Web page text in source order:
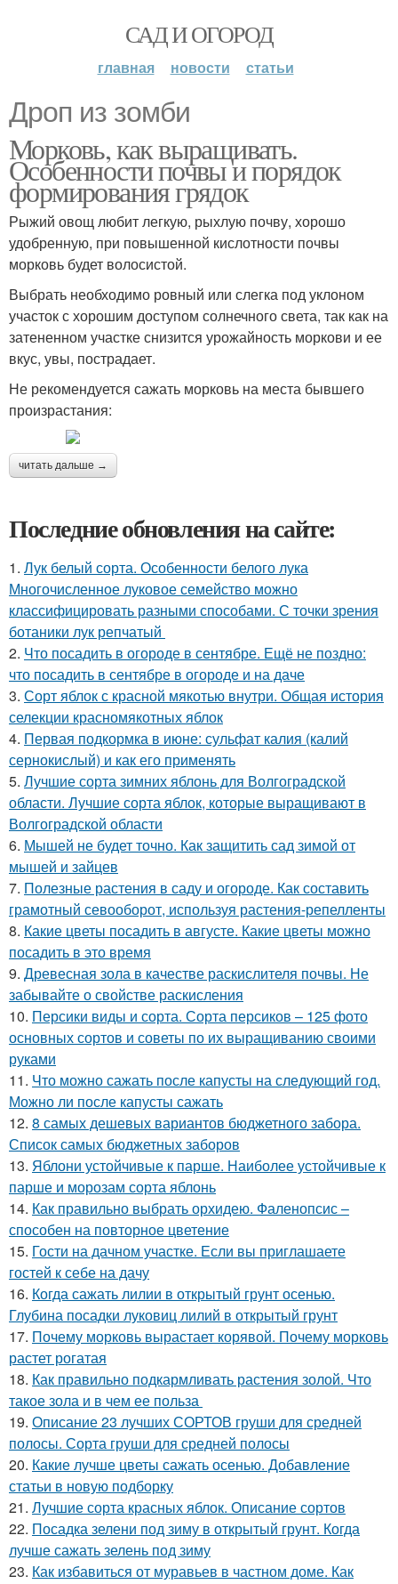
САД И ОГОРОД
главная новости статьи
Дроп из зомби
Морковь, как выращивать.
Особенности почвы и порядок
формирования грядок
Рыжий овощ любит легкую, рыхлую почву, хорошо
удобренную, при повышенной кислотности почвы
морковь будет волосистой.
Выбрать необходимо ровный или слегка под уклоном
участок с хорошим доступом солнечного света, так как на
затененном участке снизится урожайность моркови и ее
вкус, увы, пострадает.
Не рекомендуется сажать морковь на места бывшего
произрастания:
читать дальше →
Последние обновления на сайте:
1. Лук белый сорта. Особенности белого лука
Многочисленное луковое семейство можно
классифицировать разными способами. С точки зрения
ботаники лук репчатый
2. Что посадить в огороде в сентябре. Ещё не поздно:
что посадить в сентябре в огороде и на даче
3. Сорт яблок с красной мякотью внутри. Общая история
селекции красномякотных яблок
4. Первая подкормка в июне: сульфат калия (калий
сернокислый) и как его применять
5. Лучшие сорта зимних яблонь для Волгоградской
области. Лучшие сорта яблок, которые выращивают в
Волгоградской области
6. Мышей не будет точно. Как защитить сад зимой от
мышей и зайцев
7. Полезные растения в саду и огороде. Как составить
грамотный севооборот, используя растения-репелленты
8. Какие цветы посадить в августе. Какие цветы можно
посадить в это время
9. Древесная зола в качестве раскислителя почвы. Не
забывайте о свойстве раскисления
10. Персики виды и сорта. Сорта персиков – 125 фото
основных сортов и советы по их выращиванию своими
руками
11. Что можно сажать после капусты на следующий год.
Можно ли после капусты сажать
12. 8 самых дешевых вариантов бюджетного забора.
Список самых бюджетных заборов
13. Яблони устойчивые к парше. Наиболее устойчивые к
парше и морозам сорта яблонь
14. Как правильно выбрать орхидею. Фаленопсис –
способен на повторное цветение
15. Гости на дачном участке. Если вы приглашаете
гостей к себе на дачу
16. Когда сажать лилии в открытый грунт осенью.
Глубина посадки луковиц лилий в открытый грунт
17. Почему морковь вырастает корявой. Почему морковь
растет рогатая
18. Как правильно подкармливать растения золой. Что
такое зола и в чем ее польза
19. Описание 23 лучших СОРТОВ груши для средней
полосы. Сорта груши для средней полосы
20. Какие лучше цветы сажать осенью. Добавление
статьи в новую подборку
21. Лучшие сорта красных яблок. Описание сортов
22. Посадка зелени под зиму в открытый грунт. Когда
лучше сажать зелень под зиму
23. Как избавиться от муравьев в частном доме. Как